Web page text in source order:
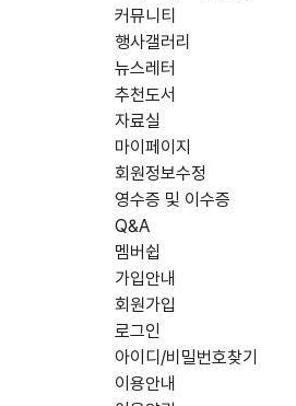
커뮤니티
행사갤러리
뉴스레터
추천도서
자료실
마이페이지
회원정보수정
영수증 및 이수증
Q&A
멤버쉽
가입안내
회원가입
로그인
아이디/비밀번호찾기
이용안내